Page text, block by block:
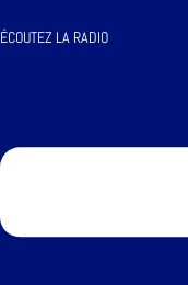
ÉCOUTEZ LA RADIO